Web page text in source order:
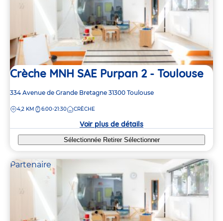
Crèche MNH SAE Purpan 2 - Toulouse
Adresse
la
334 Avenue de Grande Bretagne 31300 Toulouse
DISTANCE
4,2 KM 6:00-21:30 CRÈCHE
Voir plus de détails
Sélectionnée Retirer Sélectionner
Partenaire